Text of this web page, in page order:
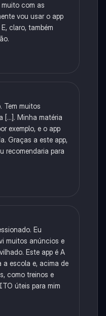
com as
vou usar o app
claro, também
Tem muitos
[...]. Minha matéria
exemplo, e o app
Graças a este app,
recomendaria para
Eu
muitos anúncios e
Este app é A
a escola e, acima de
como treinos e
úteis para mim